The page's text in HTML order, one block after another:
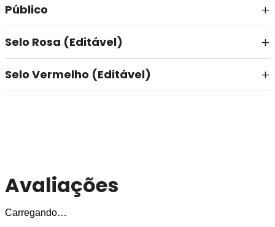
Público
Selo Rosa (Editável)
Selo Vermelho (Editável)
Avaliações
Carregando…